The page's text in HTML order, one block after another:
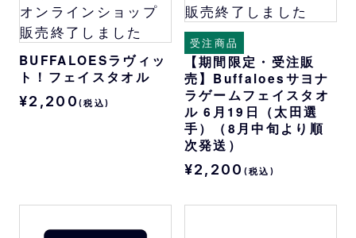
オンラインショップ
販売終了しました
BUFFALOESラヴィッ
ト！フェイスタオル
¥2,200 (税込)
販売終了しました
受注商品
【期間限定・受注販
売】Buffaloesサヨナ
ラゲームフェイスタオ
ル 6月19日（太田選
手）（8月中旬より順
次発送）
¥2,200 (税込)